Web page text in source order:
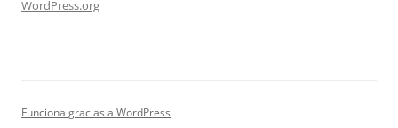
WordPress.org
Funciona gracias a WordPress